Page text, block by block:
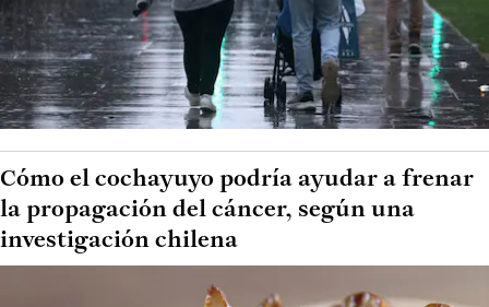
Cómo el cochayuyo podría ayudar a frenar
la propagación del cáncer, según una
investigación chilena